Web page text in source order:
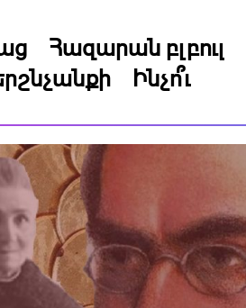
Հազարան բլբուլ
Ինչո՞ւ